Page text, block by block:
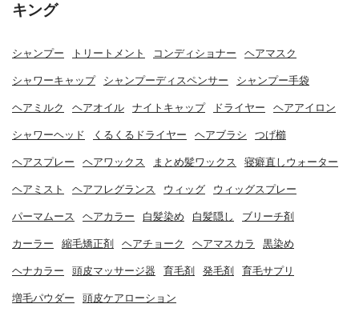
キング
シャンプー トリートメント コンディショナー ヘアマスク
シャワーキャップ シャンプーディスペンサー シャンプー手袋
ヘアミルク ヘアオイル ナイトキャップ ドライヤー ヘアアイロン
シャワーヘッド くるくるドライヤー ヘアブラシ つげ櫛
ヘアスプレー ヘアワックス まとめ髪ワックス 寝癖直しウォーター
ヘアミスト ヘアフレグランス ウィッグ ウィッグスプレー
パーマムース ヘアカラー 白髪染め 白髪隠し ブリーチ剤
カーラー 縮毛矯正剤 ヘアチョーク ヘアマスカラ 黒染め
ヘナカラー 頭皮マッサージ器 育毛剤 発毛剤 育毛サプリ
増毛パウダー 頭皮ケアローション